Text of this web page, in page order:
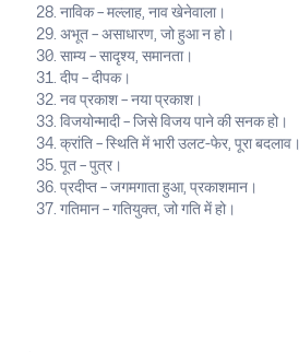
नाविक – मल्लाह, नाव खेनेवाला।
अभूत – असाधारण, जो हुआ न हो।
साम्य – सादृश्य, समानता।
दीप – दीपक।
नव प्रकाश – नया प्रकाश।
विजयोन्मादी – जिसे विजय पाने की सनक हो।
क्रांति – स्थिति में भारी उलट-फेर, पूरा बदलाव।
पूत – पुत्र।
प्रदीप्त – जगमगाता हुआ, प्रकाशमान।
गतिमान – गतियुक्त, जो गति में हो।